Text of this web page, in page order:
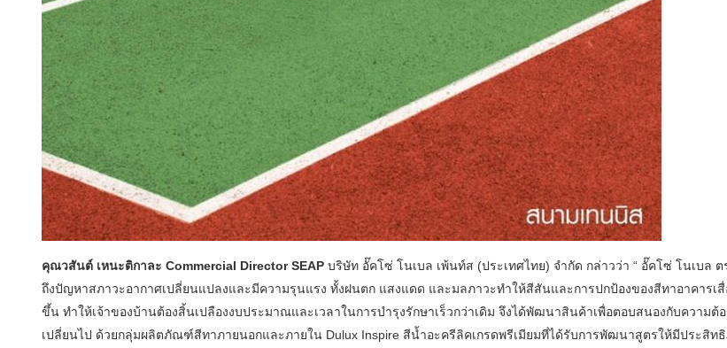
คุณวสันต์ เหนะติกาละ Commercial Director SEAP บริษัท อั๊คโซ่ โนเบล เพ้นท์ส (ประเทศไทย) จำกัด กล่าวว่า “ อั๊คโซ่ โนเบล
ถึงปัญหาสภาวะอากาศเปลี่ยนแปลงและมีความรุนแรง ทั้งฝนตก แสงแดด และมลภาวะทำให้สีสันและการปกป้องของสีทาอาคารเสื่
ขึ้น ทำให้เจ้าของบ้านต้องสิ้นเปลืองงบประมาณและเวลาในการบำรุงรักษาเร็วกว่าเดิม จึงได้พัฒนาสินค้าเพื่อตอบสนองกับความต้
เปลี่ยนไป ด้วยกลุ่มผลิตภัณฑ์สีทาภายนอกและภายใน Dulux Inspire สีน้ำอะครีลิคเกรดพรีเมียมที่ได้รับการพัฒนาสูตรให้มีประสิท